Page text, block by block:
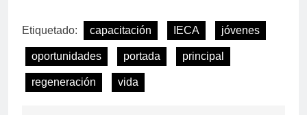
Etiquetado: capacitación IECA jóvenes
oportunidades portada principal
regeneración vida